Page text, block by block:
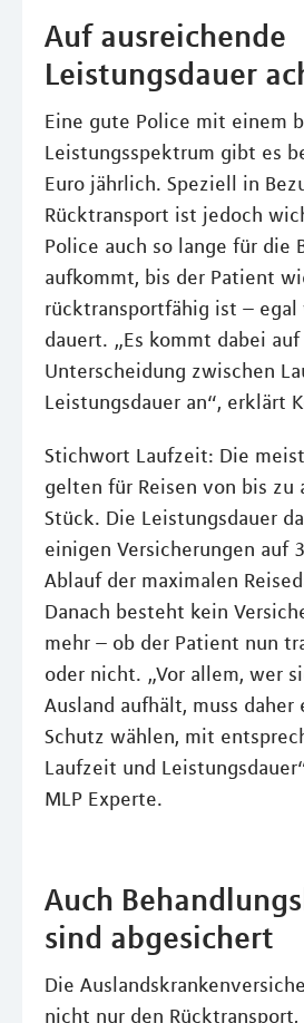
Auf ausreichende
Leistungsdauer
Eine gute Police mit einem
Leistungsspektrum gibt es
Euro jährlich. Speziell in
Rücktransport ist jedoch
Police auch so lange für die
aufkommt, bis der Patient
rücktransportfähig ist – egal
dauert. „Es kommt dabei
Unterscheidung zwischen
Leistungsdauer an“, erklärt
Stichwort Laufzeit: Die
gelten für Reisen von bis zu
Stück. Die Leistungsdauer
einigen Versicherungen auf
Ablauf der maximalen
Danach besteht kein
mehr – ob der Patient nun
oder nicht. „Vor allem, wer
Ausland aufhält, muss
Schutz wählen, mit
Laufzeit und
MLP Experte.
Auch
sind abgesichert
Die
nicht nur den Rücktransport,